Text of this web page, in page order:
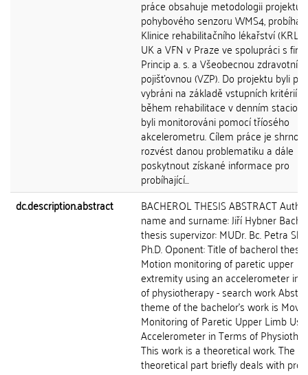
práce obsahuje metodologii projektu
pohybového senzoru WMS4,
Klinice rehabilitačního lékařství (KRL)
UK a VFN v Praze ve spolupráci s
Princip a. s. a Všeobecnou zdravotní
pojišťovnou (VZP). Do projektu byli
vybráni na základě vstupních kritérií a
během rehabilitace v denním
byli monitorováni pomocí tříosého
akcelerometru. Cílem práce je
rozvést danou problematiku a dále
poskytnout získané informace pro
probíhající...
dc.description.abstract
BACHEROL THESIS ABSTRACT
name and surname: Jiří Hybner
thesis supervizor: MUDr. Bc. Petra
Ph.D. Oponent: Title of bacherol thesis:
Motion monitoring of paretic upper
extremity using an accelerometer in
of physiotherapy - search work
theme of the bachelor's work is
Monitoring of Paretic Upper Limb
Accelerometer in Terms of
This work is a theoretical work. The
theoretical part briefly deals with